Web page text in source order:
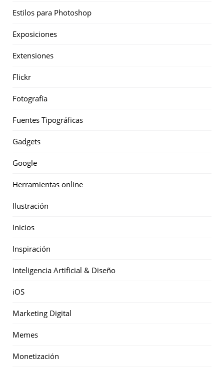
Estilos para Photoshop
Exposiciones
Extensiones
Flickr
Fotografía
Fuentes Tipográficas
Gadgets
Google
Herramientas online
Ilustración
Inicios
Inspiración
Inteligencia Artificial & Diseño
iOS
Marketing Digital
Memes
Monetización